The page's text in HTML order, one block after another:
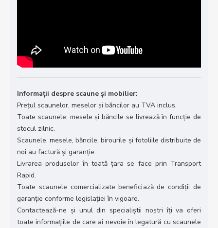
Informații despre scaune și mobilier:
Prețul scaunelor, meselor și băncilor au TVA inclus.
Toate scaunele, mesele și băncile se livrează în funcție de
stocul zilnic.
Scaunele, mesele, băncile, birourile și fotoliile distribuite de
noi au factură și garanție.
Livrarea produselor în toată țara se face prin Transport
Rapid.
Toate scaunele comercializate beneficiază de condiții de
garanție conforme legislației în vigoare.
Contactează-ne și unul din specialiștii noștri îți va oferi
toate informațiile de care ai nevoie în legatură cu scaunele